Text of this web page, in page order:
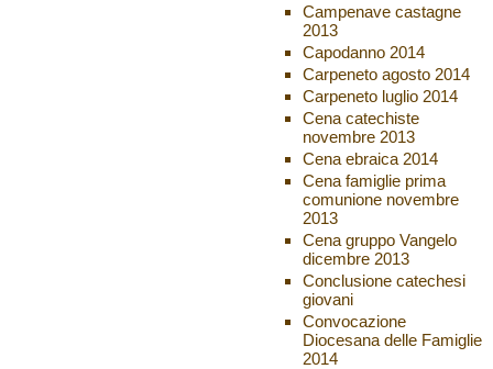
Campenave castagne
2013
Capodanno 2014
Carpeneto agosto 2014
Carpeneto luglio 2014
Cena catechiste
novembre 2013
Cena ebraica 2014
Cena famiglie prima
comunione novembre
2013
Cena gruppo Vangelo
dicembre 2013
Conclusione catechesi
giovani
Convocazione
Diocesana delle Famiglie
2014